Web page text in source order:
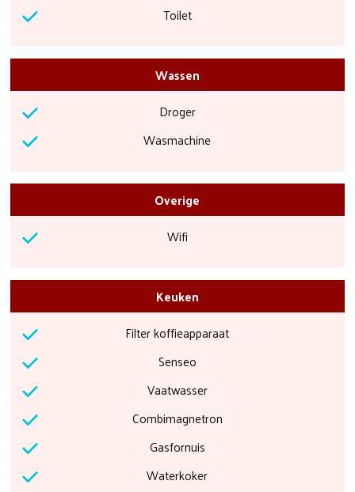
Toilet
Wassen
Droger
Wasmachine
Overige
Wifi
Keuken
Filter koffieapparaat
Senseo
Vaatwasser
Combimagnetron
Gasfornuis
Waterkoker